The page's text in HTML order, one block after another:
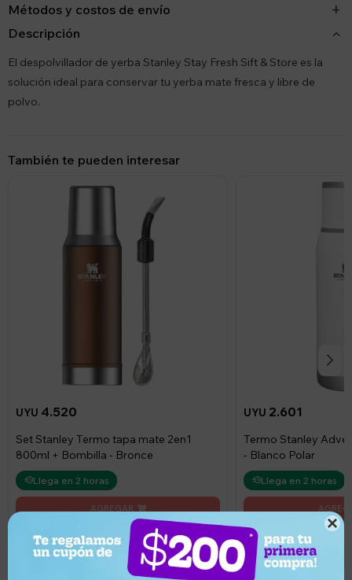

Métodos y costos de envío
Descripción
El despolvillador de yerba Stanley Stay Fresh Sift & Store es la
solución ideal para conservar tu yerba mate fresca y libre de
polvo.
También te pueden interesar
UYU 4.520
Set Stanley Termo tapa mate 2en1
800ml + Bombilla - Bronce
Llega en 2 horas
UYU 2.601
Termo Stanley
- Blanco Polar
Llega en 2 horas